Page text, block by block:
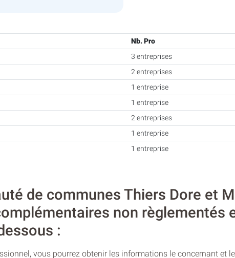
Nb. Pro
3 entreprises
2 entreprises
1 entreprise
1 entreprise
2 entreprises
1 entreprise
1 entreprise
de communes Thiers Dore et
non règlementés
:
vous pourrez obtenir les informations le concernant et